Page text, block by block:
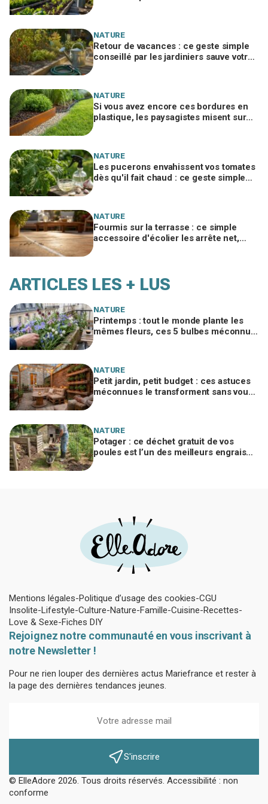
NATURE
Retour de vacances : ce geste simple
conseillé par les jardiniers sauve votre
NATURE
Si vous avez encore ces bordures en
plastique, les paysagistes misent sur
NATURE
Les pucerons envahissent vos tomates
dès qu'il fait chaud : ce geste simple
NATURE
Fourmis sur la terrasse : ce simple
accessoire d'écolier les arrête net,
ARTICLES LES + LUS
NATURE
Printemps : tout le monde plante les
mêmes fleurs, ces 5 bulbes méconnus
NATURE
Petit jardin, petit budget : ces astuces
méconnues le transforment sans vous
NATURE
Potager : ce déchet gratuit de vos
poules est l’un des meilleurs engrais
Mentions légales Politique d’usage des cookies CGU
Insolite Lifestyle Culture Nature Famille Cuisine Recettes
Love & Sexe Fiches DIY
Rejoignez notre communauté en vous inscrivant à
notre Newsletter !
Pour ne rien louper des dernières actus Mariefrance et rester à
la page des dernières tendances jeunes.
S'inscrire
© ElleAdore 2026. Tous droits réservés. Accessibilité : non
conforme